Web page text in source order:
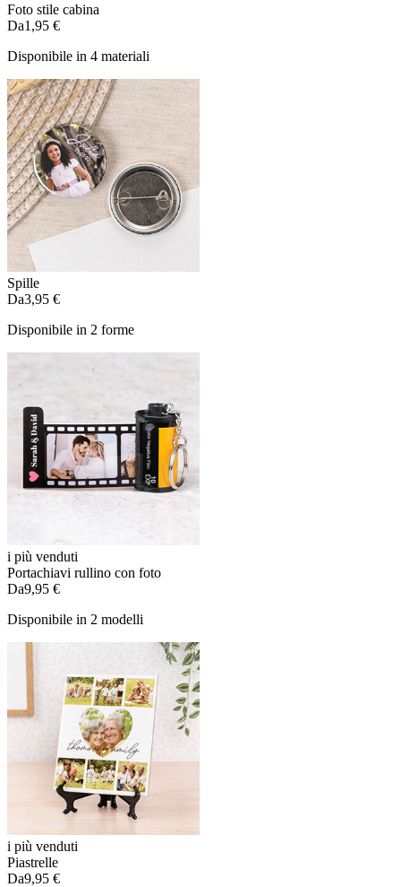
Foto stile cabina
Da1,95 €
Disponibile in 4 materiali
Spille
Da3,95 €
Disponibile in 2 forme
i più venduti
Portachiavi rullino con foto
Da9,95 €
Disponibile in 2 modelli
i più venduti
Piastrelle
Da9,95 €